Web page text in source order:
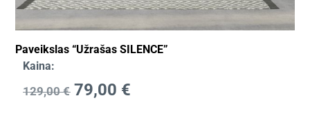
Paveikslas “Užrašas SILENCE”
Kaina:
129,00€ 79,00 €